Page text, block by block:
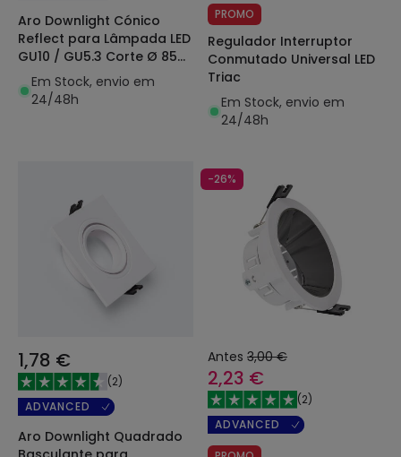
Aro Downlight Cónico
Reflect para Lâmpada LED
GU10 / GU5.3 Corte Ø 85
mm
Em Stock, envio em
24/48h
PROMO
Regulador Interruptor
Conmutado Universal LED
Triac
Em Stock, envio em
24/48h
1,78 €
(2)
ADVANCED
Aro Downlight Quadrado
-26%
Antes 3,00 €
2,23 €
(2)
ADVANCED